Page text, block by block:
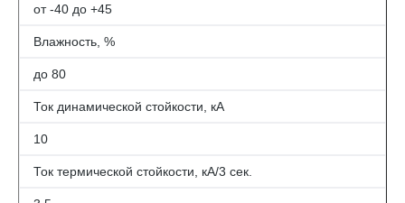
от -40 до +45
Влажность, %
до 80
Ток динамической стойкости, кА
10
Ток термической стойкости, кА/3 сек.